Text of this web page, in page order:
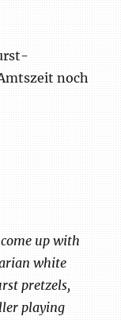
noch
up with
white
pretzels,
playing